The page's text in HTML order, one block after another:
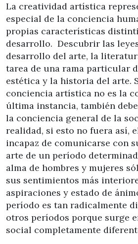
La creatividad artística
especial de la conciencia
propias características
desarrollo. Descubrir las
desarrollo del arte, la
tarea de una rama particular
estética y la historia del arte.
conciencia artística no es la
última instancia, también
la conciencia general de la
realidad, si esto no fuera así,
incapaz de comunicarse con
arte de un período
alma de hombres y mujeres
sus sentimientos más
aspiraciones y estado de
período es tan radicalmente
otros períodos porque surge
social completamente